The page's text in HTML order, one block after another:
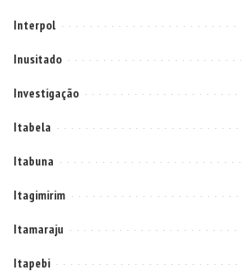
Interpol
Inusitado
Investigação
Itabela
Itabuna
Itagimirim
Itamaraju
Itapebi